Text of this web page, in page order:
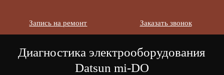
Заказать звонок
Запись на ремонт
Диагностика электрооборудования
Datsun mi-DO